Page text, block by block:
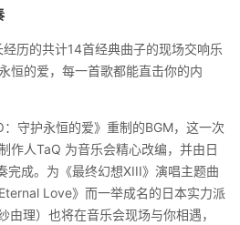
历的共计14首经典曲子的现场交响乐
恒的爱，每一首歌都能直击你的内
守护永恒的爱》重制的BGM，这一次
作人TaQ 为音乐会精心改编，并由日
成。为《最终幻想XIII》演唱主题曲
Love》而一举成名的日本实力派
由理）也将在音乐会现场与你相遇，